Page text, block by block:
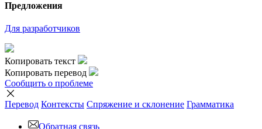
Предложения
Для разработчиков
Копировать текст
Копировать перевод
Сообщить о проблеме
Перевод Контексты Спряжение и склонение Грамматика
Обратная связь